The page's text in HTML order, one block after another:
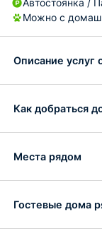
Автостоянка /
Можно с
Описание услуг
Как добраться
Места рядом
Гостевые дома